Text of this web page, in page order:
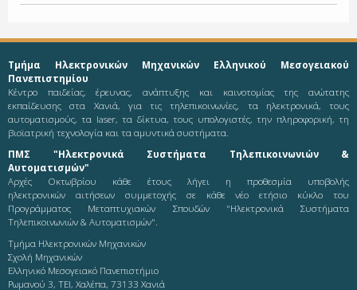
Τμήμα Ηλεκτρονικών Μηχανικών Ελληνικού Μεσογειακού
Πανεπιστημίου
Κέντρο παιδείας, έρευνας, ανάπτυξης και καινοτομίας της ανώτατης
εκπαίδευσης στα Χανιά, για τις τηλεπικοινωνίες, τα ηλεκτρονικά, τους
αυτοματισμούς, τα laser, τα δίκτυα, τους υπολογιστές, την πληροφορική, τη
βιοϊατρική τεχνολογία και τα αμυντικά συστήματα.
ΠΜΣ "Ηλεκτρονικά Συστήματα Τηλεπικοινωνιών &
Αυτοματισμών"
Αρχές Οκτωβρίου κάθε έτους λήγει η προθεσμία υποβολής
ηλεκτρονικών αιτήσεων συμμετοχής σε κάθε νέο ετήσιο κύκλο του
Προγράμματος Μεταπτυχιακών Σπουδών "Ηλεκτρονικά Συστήματα
Τηλεπικοινωνιών & Αυτοματισμών".
Τμήμα Ηλεκτρονικών Μηχανικών
Σχολή Μηχανικών
Ελληνικό Μεσογειακό Πανεπιστήμιο
Ρωμανού 3, ΤΕΙ, Χαλέπα, 73133 Χανιά